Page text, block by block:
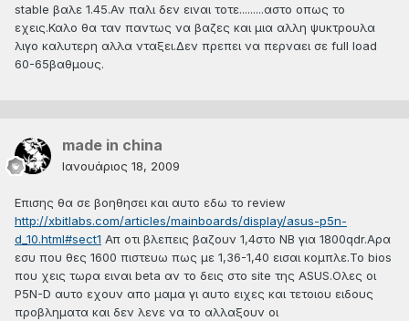
stable βαλε 1.45.Αν παλι δεν ειναι τοτε.........αστο οπως το
εχεις.Καλο θα ταν παντως να βαζες και μια αλλη ψυκτρουλα
λιγο καλυτερη αλλα νταξει.Δεν πρεπει να περναει σε full load
60-65βαθμους.
made in china
Ιανουάριος 18, 2009
Eπισης θα σε βοηθησει και αυτο εδω το review
http://xbitlabs.com/articles/mainboards/display/asus-p5n-
d_10.html#sect1 Απ οτι βλεπεις βαζουν 1,4στο ΝΒ για 1800qdr.Aρα
εσυ που θες 1600 πιστευω πως με 1,36-1,40 εισαι κομπλε.Το bios
που χεις τωρα ειναι beta αν το δεις στο site της ASUS.Ολες οι
P5N-D αυτο εχουν απο μαμα γι αυτο ειχες και τετοιου ειδους
προβληματα και δεν λενε να το αλλαξουν οι